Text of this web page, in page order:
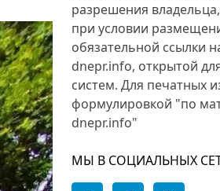
разрешения
при условии
обязательной ссылки
dnepr.info, открытой
систем. Для печатных
формулировкой "по
dnepr.info"
МЫ В СОЦИАЛЬНЫХ